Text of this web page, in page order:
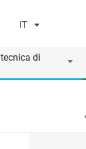
IT
di